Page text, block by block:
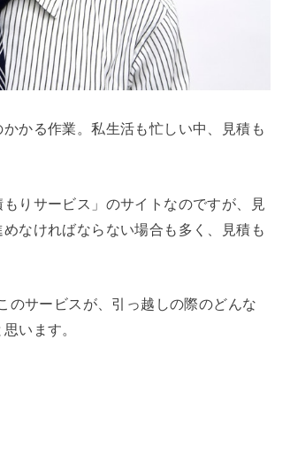
かる作業。私生活も忙しい中、見積も
りサービス」のサイトなのですが、見
なければならない場合も多く、見積も
のサービスが、引っ越しの際のどんな
います。